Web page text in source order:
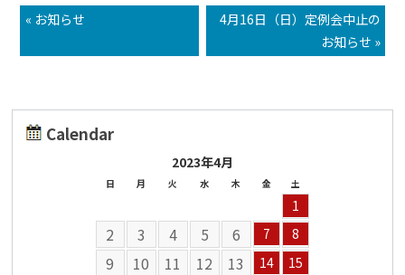
« お知らせ
4月16日（日）定例会中止の
お知らせ »
Calendar
2023年4月
日 月 火 水 木 金 土
1
2 3 4 5 6 7 8
9 10 11 12 13 14
15